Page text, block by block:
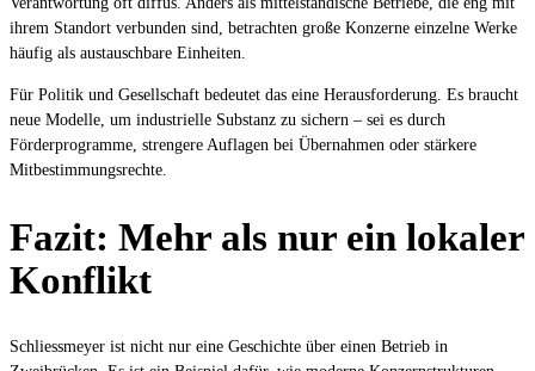
ihrem Standort verbunden sind, betrachten große Konzerne einzelne Werke
häufig als austauschbare Einheiten.
Für Politik und Gesellschaft bedeutet das eine Herausforderung. Es braucht
neue Modelle, um industrielle Substanz zu sichern – sei es durch
Förderprogramme, strengere Auflagen bei Übernahmen oder stärkere
Mitbestimmungsrechte.
Fazit: Mehr als nur ein lokaler
Konflikt
Schliessmeyer ist nicht nur eine Geschichte über einen Betrieb in